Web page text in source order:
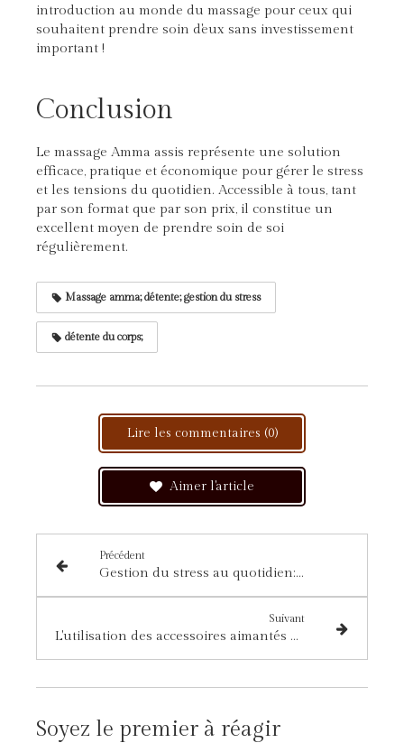
introduction au monde du massage pour ceux qui
souhaitent prendre soin d'eux sans investissement
important !
Conclusion
Le massage Amma assis représente une solution
efficace, pratique et économique pour gérer le stress
et les tensions du quotidien. Accessible à tous, tant
par son format que par son prix, il constitue un
excellent moyen de prendre soin de soi
régulièrement.
Massage amma; détente; gestion du stress
détente du corps;
Lire les commentaires (0)
Aimer l'article
Précédent
Gestion du stress au quotidien: Guide pratique
Suivant
L'utilisation des accessoires aimantés au cours du massage amma
Soyez le premier à réagir